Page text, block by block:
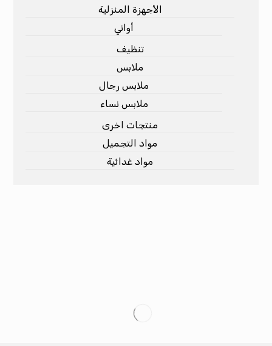
الأجهزة المنزلية
أواني
تنظيف
ملابس
ملابس رجال
ملابس نساء
منتجات اخرى
مواد التجميل
مواد غدائية